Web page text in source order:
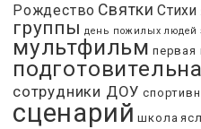
Рождество Святки Стихи
группы день пожилых людей
мультфильм первая
сотрудники ДОУ
сценарий школа